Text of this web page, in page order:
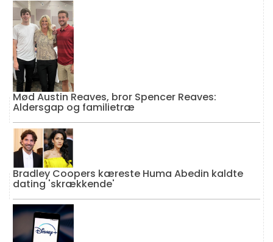
Mød Austin Reaves, bror Spencer Reaves:
Aldersgap og familietræ
Bradley Coopers kæreste Huma Abedin kaldte
dating 'skrækkende'